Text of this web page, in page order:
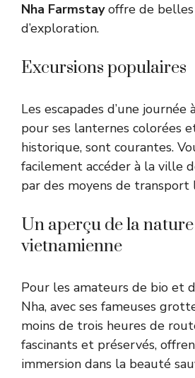
Nha Farmstayoffre de
d’exploration.
Excursions populaires
Les escapades d’une journée
pour ses lanternes colorées
historique, sont courantes.
facilement accéder à la ville
par des moyens de transport
Un aperçu de la nature
vietnamienne
Pour les amateurs de bio et
Nha, avec ses fameuses
moins de trois heures de
fascinants et préservés,
immersion dans la beauté